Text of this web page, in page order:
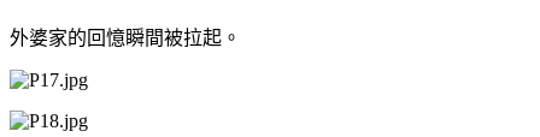
外婆家的回憶瞬間被拉起。